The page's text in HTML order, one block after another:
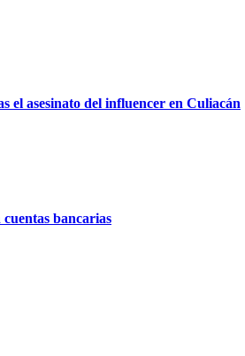
el asesinato del influencer en Culiacán
cuentas bancarias